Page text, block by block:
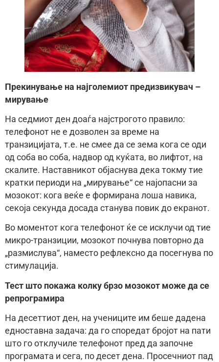
Прекинување на најголемиот предизвикувач –
мирување
На седмиот ден доаѓа најстрогото правило:
телефонот не е дозволен за време на
транзицијата, т.е. не смее да се зема кога се оди
од соба во соба, надвор од куќата, во лифтот, на
скалите. Наставникот објаснува дека токму тие
кратки периоди на „мирување“ се најопасни за
мозокот: кога веќе е формирана лоша навика,
секоја секунда досада станува повик до екранот.
Во моментот кога телефонот ќе се исклучи од тие
микро-транзиции, мозокот почнува повторно да
„размислува“, наместо рефлексно да посегнува по
стимулација.
Тест што покажа колку брзо мозокот може да се
репрограмира
На десеттиот ден, на учениците им беше дадена
едноставна задача: да го споредат бројот на пати
што го отклучиле телефонот пред да започне
програмата и сега, по десет дена. Просечниот пад